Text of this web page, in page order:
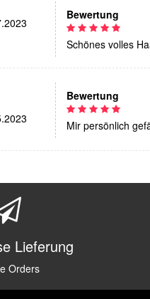
Bewertung
Schönes volles
Bewertung
Mir persönlich
Lieferung
Orders